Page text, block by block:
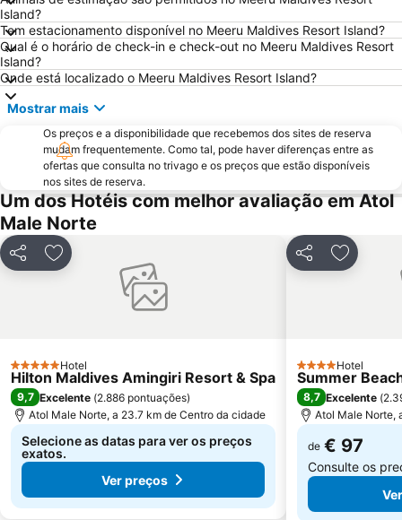
Island?
Tem estacionamento disponível no Meeru Maldives Resort Island?
Qual é o horário de check-in e check-out no Meeru Maldives Resort
Island?
Onde está localizado o Meeru Maldives Resort Island?
Mostrar mais
Os preços e a disponibilidade que recebemos dos sites de reserva
mudam frequentemente. Como tal, pode haver diferenças entre as
ofertas que consulta no trivago e os preços que estão disponíveis
nos sites de reserva.
Um dos Hotéis com melhor avaliação em Atol
Male Norte
PartilharAdicionar aos favoritos
5 EstrelasHotel
Hilton Maldives Amingiri Resort & Spa
9,7 Excelente (2.886 pontuações)
Atol Male Norte, a 23.7 km de Centro da cidade
Selecione as datas para ver os preços
exatos.
Ver preços
Partilhar
4 Estrelas
Hotel
Summer
8,7 Excelente (
Atol Male Norte,
de € 97
Consulte os